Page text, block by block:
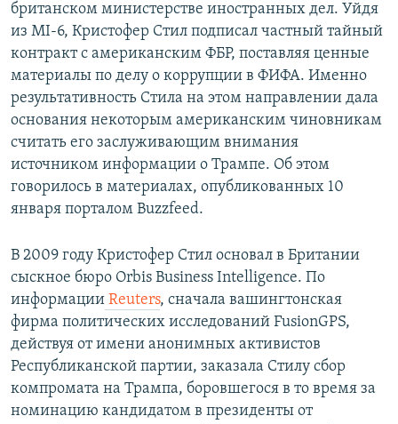
британском министерстве иностранных дел. Уйдя
из MI-6, Кристофер Стил подписал частный тайный
контракт с американским ФБР, поставляя ценные
материалы по делу о коррупции в ФИФА. Именно
результативность Стила на этом направлении дала
основания некоторым американским чиновникам
считать его заслуживающим внимания
источником информации о Трампе. Об этом
говорилось в материалах, опубликованных 10
января порталом Buzzfeed.
В 2009 году Кристофер Стил основал в Британии
сыскное бюро Orbis Business Intelligence. По
информации Reutеrs, сначала вашингтонская
фирма политических исследований FusionGPS,
действуя от имени анонимных активистов
Республиканской партии, заказала Стилу сбор
компромата на Трампа, боровшегося в то время за
номинацию кандидатом в президенты от